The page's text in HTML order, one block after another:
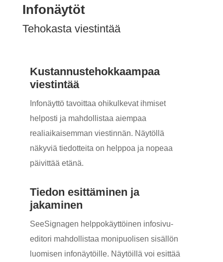
Infonäytöt
Tehokasta viestintää
Kustannustehokkaampaa
viestintää
Infonäyttö tavoittaa ohikulkevat ihmiset
helposti ja mahdollistaa aiempaa
realiaikaisemman viestinnän. Näytöllä
näkyviä tiedotteita on helppoa ja nopeaa
päivittää etänä.
Tiedon esittäminen ja
jakaminen
SeeSignagen helppokäyttöinen infosivu-
editori mahdollistaa monipuolisen sisällön
luomisen infonäytöille. Näytöillä voi esittää